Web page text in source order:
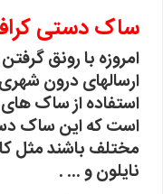
ساک دستی
امروزه با رونق
ارسالهای درون
استفاده از ساک
است که این ساک
مختلف باشند مثل
نایلون و ... .